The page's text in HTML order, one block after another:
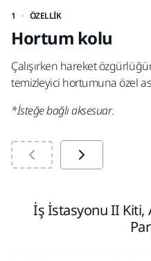
1 ÖZELLIK
Hortum kolu
Çalışırken hareket
temizleyici hortumuna özel
*İsteğe bağlı aksesuar.
İş İstasyonu II Kiti,